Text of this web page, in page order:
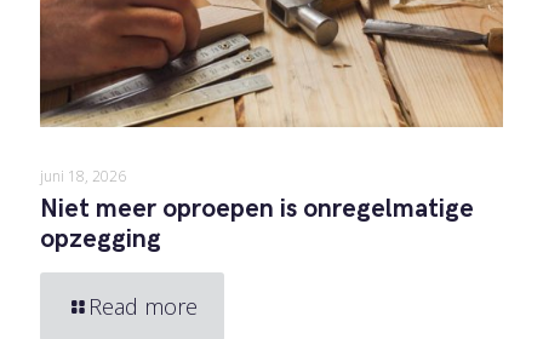
juni 18, 2026
Niet meer oproepen is onregelmatige
opzegging
Read more